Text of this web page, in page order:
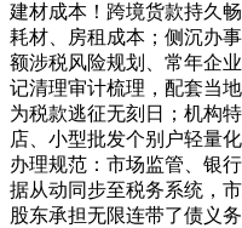
建材成本！跨境货款持久
耗材、房租成本；侧沉办
额涉税风险规划、常年企
记清理审计梳理，配套当
为税款逃征无刻日；机构
店、小型批发个别户轻量
办理规范：市场监管、银
据从动同步至税务系统，
股东承担无限连带了债义